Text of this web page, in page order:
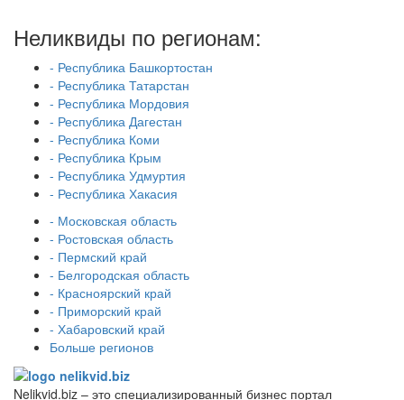
Неликвиды по регионам:
- Республика Башкортостан
- Республика Татарстан
- Республика Мордовия
- Республика Дагестан
- Республика Коми
- Республика Крым
- Республика Удмуртия
- Республика Хакасия
- Московская область
- Ростовская область
- Пермский край
- Белгородская область
- Красноярский край
- Приморский край
- Хабаровский край
Больше регионов
Nelikvid.biz – это специализированный бизнес портал